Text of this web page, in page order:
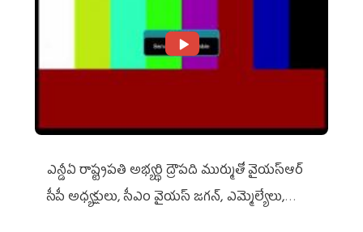
ఎన్డీఏ రాష్ట్ర‌ప‌తి అభ్య‌ర్థి ద్రౌప‌ది ముర్ముతో వైయ‌స్ఆర్
సీపీ అధ్య‌క్షులు, సీఎం వైయ‌స్ జ‌గ‌న్, ఎమ్మెల్యేలు,